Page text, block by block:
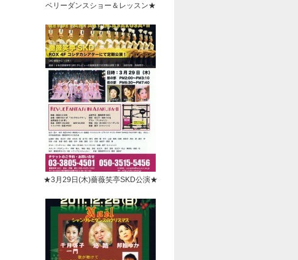
ベリーダンスショー＆レッスン★
★3月29日(木)薔薇笑亭SKD公演★